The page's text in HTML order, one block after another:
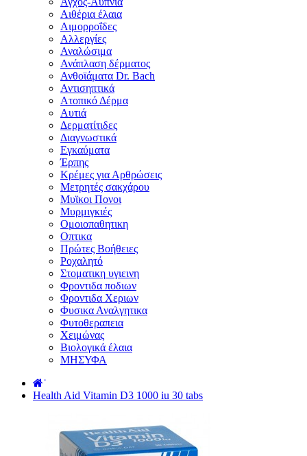
Αιθέρια έλαια
Αιμορροΐδες
Αλλεργίες
Αναλώσιμα
Ανάπλαση δέρματος
Ανθοϊάματα Dr. Bach
Αντισηπτικά
Ατοπικό Δέρμα
Αυτιά
Δερματίτιδες
Διαγνωστικά
Εγκαύματα
Έρπης
Κρέμες για Αρθρώσεις
Μετρητές σακχάρου
Μυϊκοι Πονοι
Μυρμιγκιές
Ομοιοπαθητικη
Οπτικα
Πρώτες Βοήθειες
Ροχαλητό
Στοματικη υγιεινη
Φροντιδα ποδιων
Φροντιδα Χεριων
Φυσικα Αναλγητικα
Φυτοθεραπεια
Χειμώνας
Βιολογικά έλαια
ΜΗΣΥΦΑ
˙
Health Aid Vitamin D3 1000 iu 30 tabs